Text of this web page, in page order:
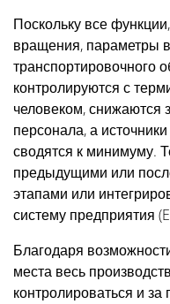
Поскольку все
вращения, параметры
транспортировочного
контролируются с
человеком, снижаются
персонала, а
сводятся к минимуму.
предыдущими или
этапами или
систему предприятия
Благодаря
места весь
контролироваться и